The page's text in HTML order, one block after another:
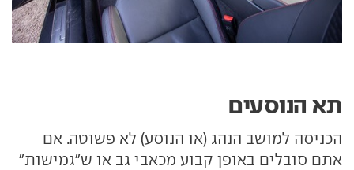
תא הנוסעים
הכניסה למושב הנהג (או הנוסע) לא פשוטה. אם
אתם סובלים באופן קבוע מכאבי גב או ש"גמישות"